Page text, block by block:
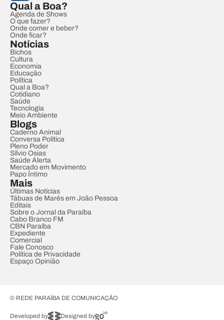
Qual a Boa?
Agenda de Shows
O que fazer?
Onde comer e beber?
Onde ficar?
Notícias
Bichos
Cultura
Economia
Educação
Política
Qual a Boa?
Cotidiano
Saúde
Tecnologia
Meio Ambiente
Blogs
Caderno Animal
Conversa Política
Pleno Poder
Sílvio Osias
Saúde Alerta
Mercado em Movimento
Papo Íntimo
Mais
Últimas Notícias
Tábuas de Marés em João Pessoa
Editais
Sobre o Jornal da Paraíba
Cabo Branco FM
CBN Paraíba
Expediente
Comercial
Fale Conosco
Política de Privacidade
Espaço Opinião
© REDE PARAÍBA DE COMUNICAÇÃO
Developed by Designed by